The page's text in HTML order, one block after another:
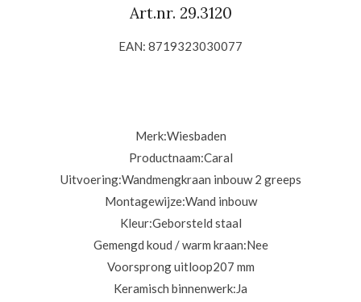
Art.nr. 29.3120
EAN: 8719323030077
Merk:Wiesbaden
Productnaam:Caral
Uitvoering:Wandmengkraan inbouw 2 greeps
Montagewijze:Wand inbouw
Kleur:Geborsteld staal
Gemengd koud / warm kraan:Nee
Voorsprong uitloop207 mm
Keramisch binnenwerk:Ja